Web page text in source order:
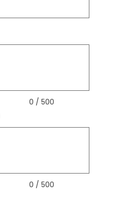
0 / 500
0 / 500